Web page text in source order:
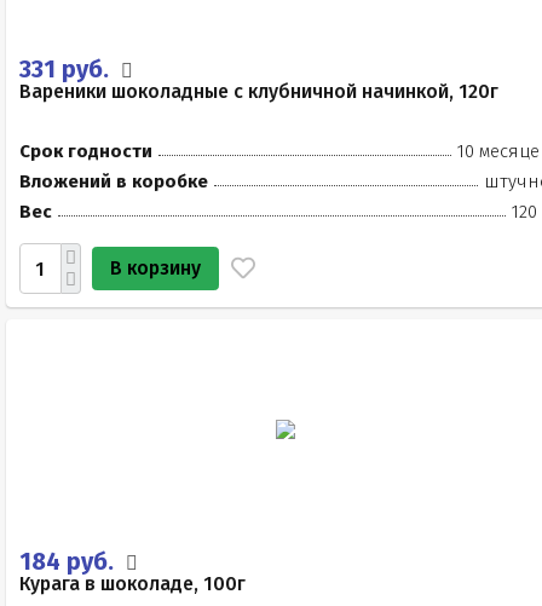
331 руб.
Вареники шоколадные с клубничной начинкой, 120г
Срок годности
10
Вложений в коробке
Вес
120
В корзину
184 руб.
Курага в шоколаде, 100г